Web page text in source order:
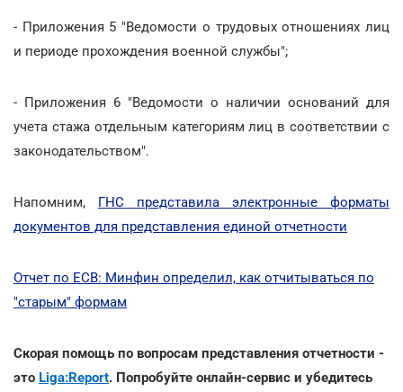
- Приложения 5 "Ведомости о трудовых отношениях лиц
и периоде прохождения военной службы";
- Приложения 6 "Ведомости о наличии оснований для
учета стажа отдельным категориям лиц в соответствии с
законодательством".
Напомним, ГНС представила электронные форматы
документов для представления единой отчетности
Отчет по ЕСВ: Минфин определил, как отчитываться по
"старым" формам
Скорая помощь по вопросам представления отчетности -
это Liga:Report. Попробуйте онлайн-сервис и убедитесь